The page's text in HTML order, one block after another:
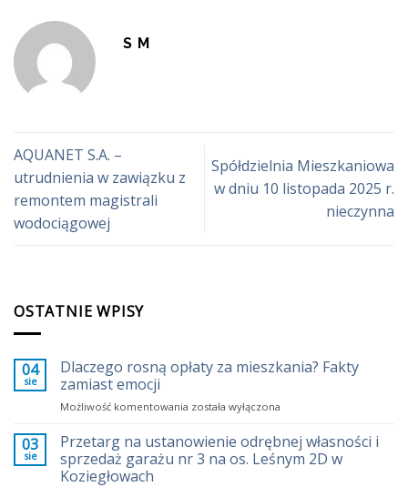
S M
AQUANET S.A. –
utrudnienia w zawiązku z
remontem magistrali
wodociągowej
Spółdzielnia Mieszkaniowa
w dniu 10 listopada 2025 r.
nieczynna
OSTATNIE WPISY
04
sie
Dlaczego rosną opłaty za mieszkania? Fakty
zamiast emocji
Możliwość komentowania Dlaczego
opłaty
za
mieszkania?
została wyłączona
03
sie
Przetarg na ustanowienie odrębnej własności i
sprzedaż garażu nr 3 na os. Leśnym 2D w
Koziegłowach